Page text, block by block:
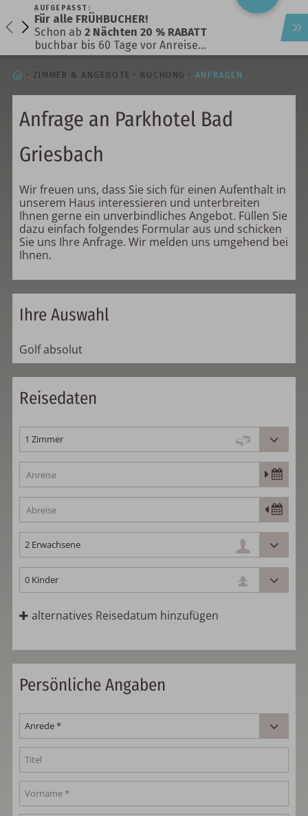
AUFGEPASST:
Für alle FRÜHBUCHER!
Schon ab 2 Nächten 20 % RABATT
buchbar bis 60 Tage vor Anreise…
STARTSEITE
ZIMMER & ANGEBOTE BUCHUNG ANFRAGEN
Anfrage an Parkhotel Bad
Griesbach
Wir freuen uns, dass Sie sich für einen Aufenthalt in
unserem Haus interessieren und unterbreiten
Ihnen gerne ein unverbindliches Angebot. Füllen Sie
dazu einfach folgendes Formular aus und schicken
Sie uns Ihre Anfrage. Wir melden uns umgehend bei
Ihnen.
Ihre Auswahl
Golf absolut
Reisedaten
alternatives Reisedatum hinzufügen
Persönliche Angaben